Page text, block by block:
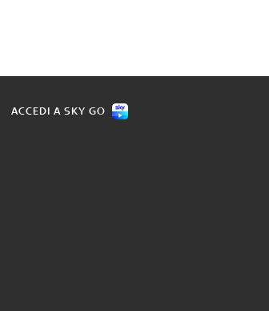
ACCEDI A SKY GO